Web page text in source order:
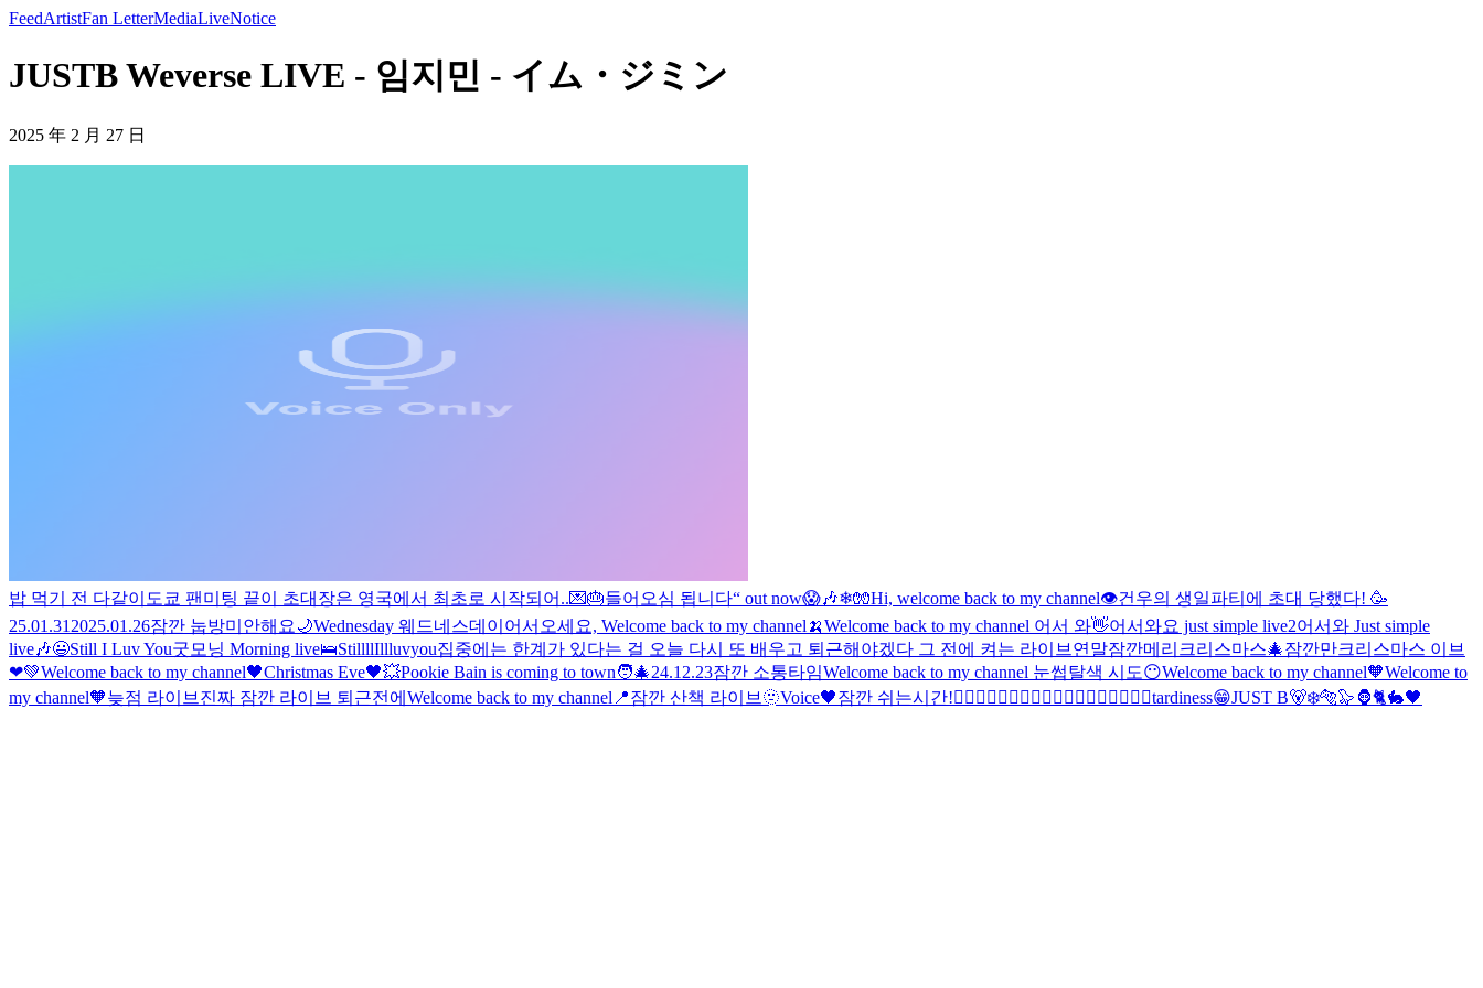
FeedArtistFan LetterMediaLiveNotice
JUSTB Weverse LIVE - 임지민 - イム・ジミン
2025 年 2 月 27 日
밥 먹기 전 다같이 도쿄 팬미팅 끝이 초대장은 영국에서 최초로 시작되어..💌🎂들어오심 됩니다“ out now😱🎶❄🧤Hi, welcome back to my channel👁️건우의 생일파티에 초대 당했다! 🥳
25.01.31 2025.01.26잠깐 눕방미안해요 🌙Wednesday 웨드네스데이 어서오세요, Welcome back to my channel🍌Welcome back to my channel 어서 와👋어서와요 just simple live2어서와 Just simple
live🎶😃Still I Luv You굿모닝 Morning live🛌StillllIllluvyou집중에는 한계가 있다는 걸 오늘 다시 또 배우고 퇴근해야겠다 그 전에 켜는 라이브 연말잠깐메리크리스마스🎄잠깐만크리스마스 이브
❤💚Welcome back to my channel🖤Christmas Eve🖤💥Pookie Bain is coming to town🧑‍🎄24.12.23잠깐 소통타임Welcome back to my channel 눈썹탈색 시도😶Welcome back to my channel🧡Welcome to
my channel🧡늦점 라이브 진짜 잠깐 라이브 퇴근전에 Welcome back to my channel📍잠깐 산책 라이브 🫥Voice🖤잠깐 쉬는시간!🧙‍♂️🧙‍♂️🧙‍♂️🧙‍♂️🧙‍♂️🧙‍♂️🧙‍♂️🧙‍♂️🧙‍♂️tardiness😁JUST B🐻‍❄️🐅🦭🦍🐈🐇🖤